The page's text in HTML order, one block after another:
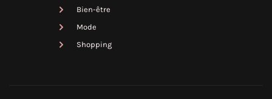
Bien-être
Mode
Shopping